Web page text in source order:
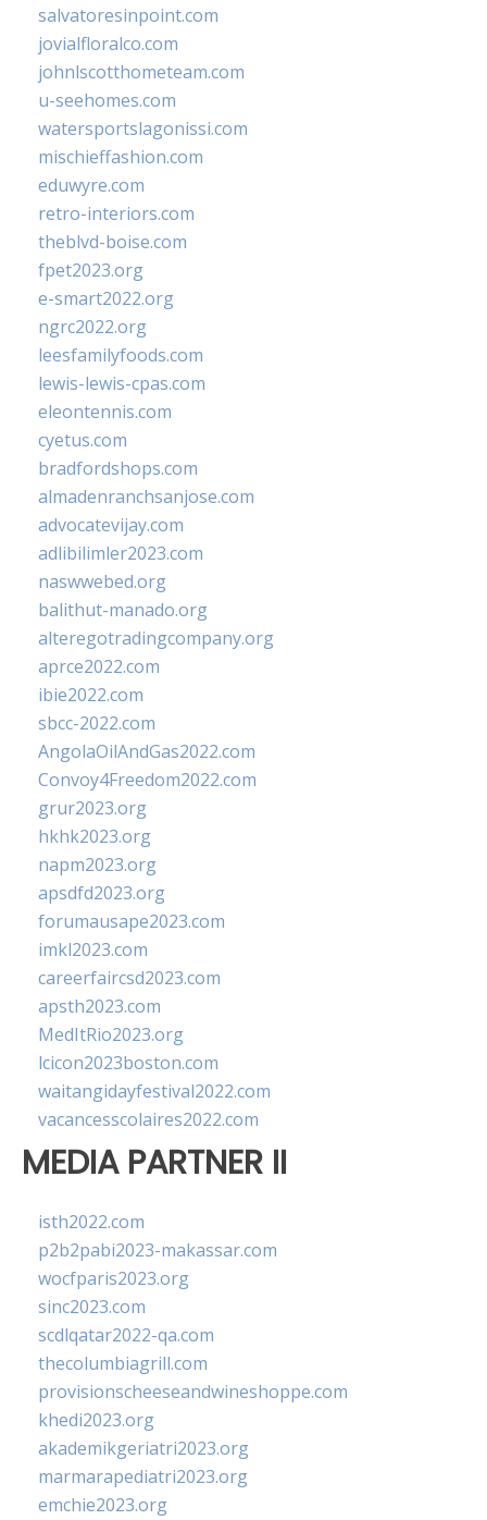
salvatoresinpoint.com
jovialfloralco.com
johnlscotthometeam.com
u-seehomes.com
watersportslagonissi.com
mischieffashion.com
eduwyre.com
retro-interiors.com
theblvd-boise.com
fpet2023.org
e-smart2022.org
ngrc2022.org
leesfamilyfoods.com
lewis-lewis-cpas.com
eleontennis.com
cyetus.com
bradfordshops.com
almadenranchsanjose.com
advocatevijay.com
adlibilimler2023.com
naswwebed.org
balithut-manado.org
alteregotradingcompany.org
aprce2022.com
ibie2022.com
sbcc-2022.com
AngolaOilAndGas2022.com
Convoy4Freedom2022.com
grur2023.org
hkhk2023.org
napm2023.org
apsdfd2023.org
forumausape2023.com
imkl2023.com
careerfaircsd2023.com
apsth2023.com
MedItRio2023.org
lcicon2023boston.com
waitangidayfestival2022.com
vacancesscolaires2022.com
MEDIA PARTNER II
isth2022.com
p2b2pabi2023-makassar.com
wocfparis2023.org
sinc2023.com
scdlqatar2022-qa.com
thecolumbiagrill.com
provisionscheeseandwineshoppe.com
khedi2023.org
akademikgeriatri2023.org
marmarapediatri2023.org
emchie2023.org